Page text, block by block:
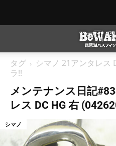
タグ
シマノ 21アンタレス
ラ!!
メンテナンス日記
レス DC HG 右
シマノ